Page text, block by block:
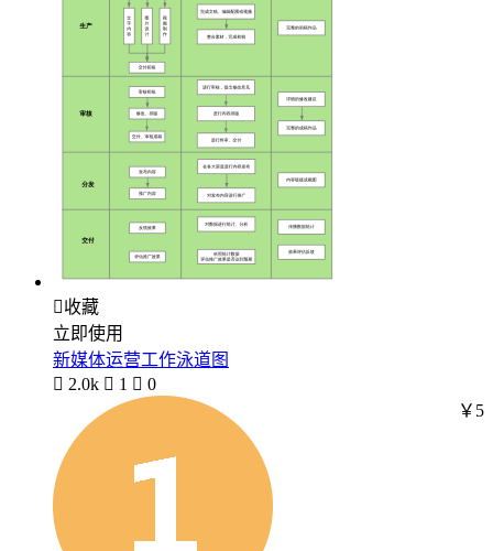
收藏
立即使用
新媒体运营工作泳道图
 2.0k  1  0
￥5